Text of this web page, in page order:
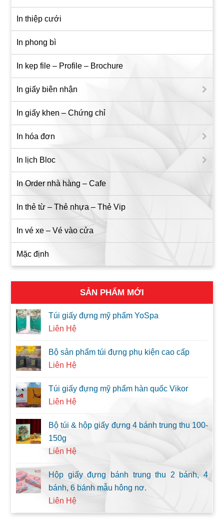
In thiệp cưới
In phong bì
In kẹp file – Profile – Brochure
In giấy biên nhận
In giấy khen – Chứng chỉ
In hóa đơn
In lịch Bloc
In Order nhà hàng – Cafe
In thẻ từ – Thẻ nhựa – Thẻ Vip
In vé xe – Vé vào cửa
Mặc định
SẢN PHẨM MỚI
Túi giấy đựng mỹ phẩm YoSpa
Liên Hệ
Bộ sản phẩm túi đựng phụ kiện cao cấp
Liên Hệ
Túi giấy đựng mỹ phẩm hàn quốc Vikor
Liên Hệ
Bộ túi & hộp giấy đựng 4 bánh trung thu 100-
150g
Liên Hệ
Hộp giấy đựng bánh trung thu 2 bánh, 4
bánh, 6 bánh mẫu hông nơ.
Liên Hệ